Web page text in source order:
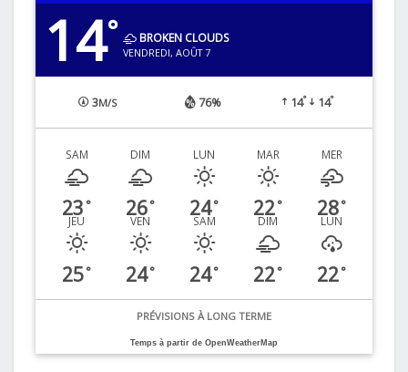
14° BROKEN CLOUDS
VENDREDI, AOÛT 7
3M/S 76% 14° 14°
SAM
23 °
DIM
26°
LUN
24°
MAR
22°
MER
28°
JEU
25°
VEN
24°
SAM
24°
DIM
22°
LUN
22°
PRÉVISIONS À LONG TERME
Temps à partir de OpenWeatherMap